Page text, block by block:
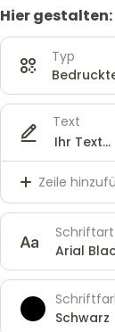
Hier gestalten:
Typ
Text
Zeile
Schriftart
Arial
Schwarz